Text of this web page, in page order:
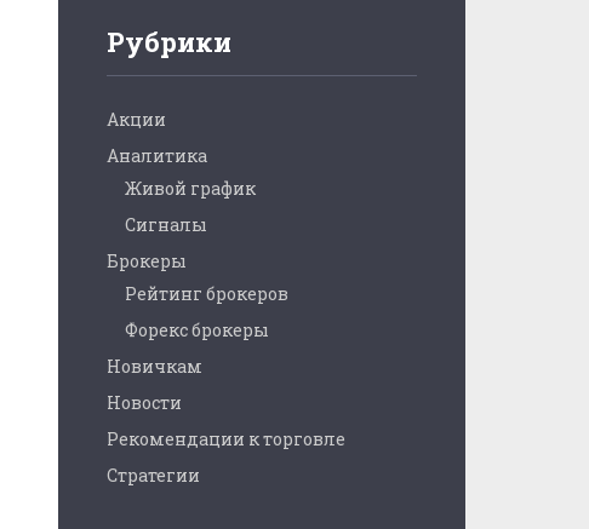
Рубрики
Акции
Аналитика
Живой график
Сигналы
Брокеры
Рейтинг брокеров
Форекс брокеры
Новичкам
Новости
Рекомендации к торговле
Стратегии